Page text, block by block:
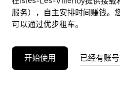
服务），自主安排时间赚钱。
可以通过优步租车。
开始使用 已经有账